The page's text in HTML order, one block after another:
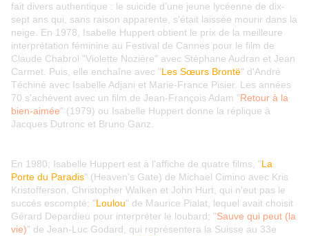
fait divers authentique : le suicide d'une jeune lycéenne de dix-
sept ans qui, sans raison apparente, s'était laissée mourir dans la
neige. En 1978, Isabelle Huppert obtient le prix de la meilleure
interprétation féminine au Festival de Cannes pour le film de
Claude Chabrol "Violette Nozière" avec Stéphane Audran et Jean
Carmet. Puis, elle enchaîne avec "Les Sœurs Brontë" d'André
Téchiné avec Isabelle Adjani et Marie-France Pisier. Les années
70 s'achèvent avec un film de Jean-François Adam "Retour à la
bien-aimée" (1979) ou Isabelle Huppert donne la réplique à
Jacques Dutronc et Bruno Ganz.
En 1980; Isabelle Huppert est à l'affiche de quatre films, "La
Porte du Paradis" (Heaven's Gate) de Michael Cimino avec Kris
Kristofferson, Christopher Walken et John Hurt, qui n'eut pas le
succès escompté; "Loulou" de Maurice Pialat, lequel avait choisit
Gérard Depardieu pour interpréter le loubard; "Sauve qui peut (la
vie)" de Jean-Luc Godard, qui représentera la Suisse au 33e